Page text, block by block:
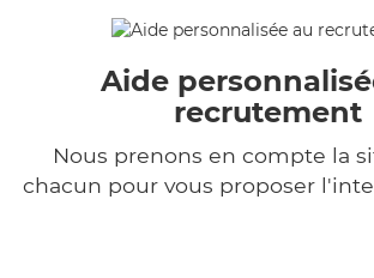
Aide
recrutement
Nous prenons en compte la
chacun pour vous proposer